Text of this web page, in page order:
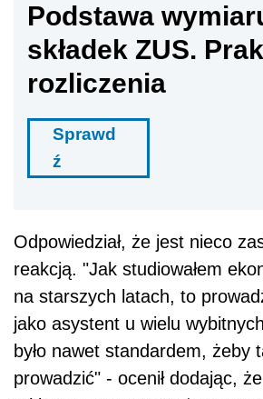
Podstawa
składek ZUS.
rozliczenia
Sprawd
ź
Odpowiedział, że jest nieco
reakcją. "Jak studiowałem
na starszych latach, to
jako asystent u wielu
było nawet standardem, żeby
prowadzić" - ocenił dodając,